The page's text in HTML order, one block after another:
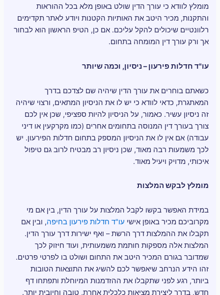
מומלץ לוודא כי עורך הדין שולט באופן מלא בכל ההוראות
והתקנות, מכיר היטב את האותיות הקטנות ויודע לאתר תקדימים
רלוונטיים שיכולים להקל עליכם. אם כן, הטיפ הראשון הוא לבחור
אך ורק עורך דין המומחה בתחום.
עו"ד חדלות פירעון – ניסיון, וכמה שיותר
כשאתם בוחרים את עורך הדין שיהיה שם לצדכם בדרך
המאתגרת, כדאי לוודא כי יש לו את הניסיון המתאים, ורצוי שיהיה
זה ניסיון עשיר. כאמור, על הניסיון להיות ספציפי, שכן אין לכם
צורך בעורך דין המנוסה בתחומים אחרים (כמו מקרקעין או דיני
עבודה) אם אין לו את הניסיון המספק בתחום חדלות הפירעון. יש
לכך משמעות רבה מאוד, שכן ניסיון רב מבטיח לרוב גם טיפול
איכותי, מדויק ויעיל מאוד.
מומלץ לבקש המלצות
במידת האפשר בקשו לקבל המלצות על עורך הדין, בין אם מי
מקרוביכם מכיר באופן אישיעו"ד חדלות פירעון בחיפה, ובין אם
תקבלו את ההמלצות דרך הרשת – ואף ישירות דרך עורך הדין.
המלצות אלה מספקות חותמת משמעותית, ועוד חיזוק לכך
שמדובר בגורם המכיר היטב את התחום ושולט בו לפרטי פרטים.
זהו הידע הנרחב שיאפשר לכם להשיג את התוצאות הטובות
ביותר, רגע לפני שתקבלו את ההזדמנות המיוחלת ותפתחו דף
חדש, בדרך ליצירת מציאות כלכלית אחרת, טובה וחיובית יותר.